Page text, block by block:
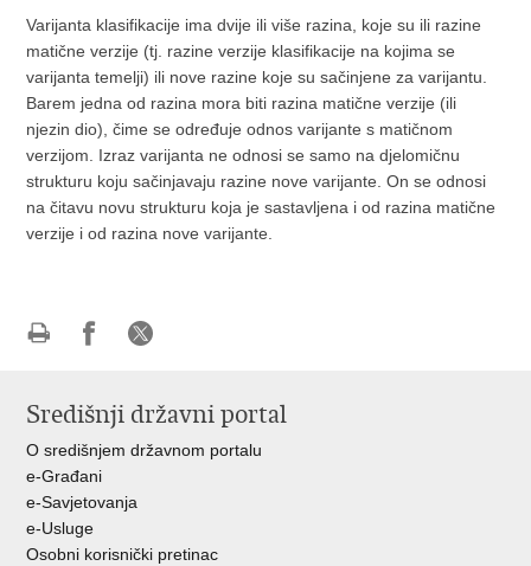
Varijanta klasifikacije ima dvije ili više razina, koje su ili razine
matične verzije (tj. razine verzije klasifikacije na kojima se
varijanta temelji) ili nove razine koje su sačinjene za varijantu.
Barem jedna od razina mora biti razina matične verzije (ili
njezin dio), čime se određuje odnos varijante s matičnom
verzijom. Izraz varijanta ne odnosi se samo na djelomičnu
strukturu koju sačinjavaju razine nove varijante. On se odnosi
na čitavu novu strukturu koja je sastavljena i od razina matične
verzije i od razina nove varijante.
Facebooku
X-
Središnji državni portal
O središnjem državnom portalu
e-Građani
e-Savjetovanja
e-Usluge
Osobni korisnički pretinac